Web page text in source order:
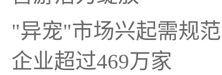
"异宠"市场兴起需规
企业超过469万家